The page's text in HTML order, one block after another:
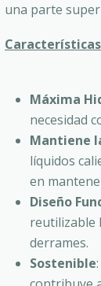
una parte
Máxima
necesidad
Mantiene
líquidos
en
Diseño
reutilizable
derrames.
Sostenible